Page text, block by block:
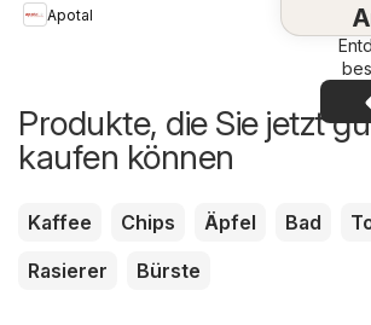
Apotal
Produkte, die Sie jetzt
kaufen können
Kaffee Chips Äpfel Bad
Rasierer
Bürste